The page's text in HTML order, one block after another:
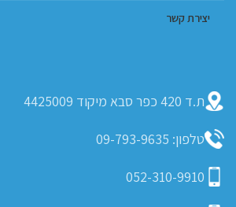
יצירת קשר
ת.ד 420 כפר סבא מיקוד 4425009
טלפון: 09-793-9635
052-310-9910